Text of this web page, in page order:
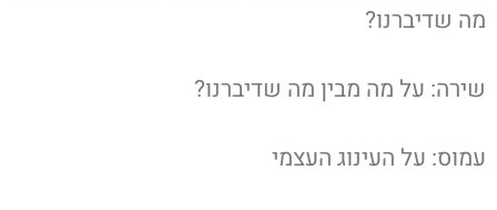
מה שדיברנו?
שירה: על מה מבין מה שדיברנו?
עמוס: על העינוג העצמי